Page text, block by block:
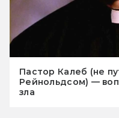
Пастор Калеб (не
Рейнольдсом) —
зла